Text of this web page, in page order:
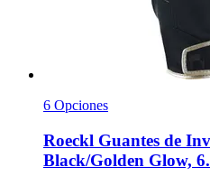
6 Opciones
Roeckl Guantes de
Black/Golden Glow,